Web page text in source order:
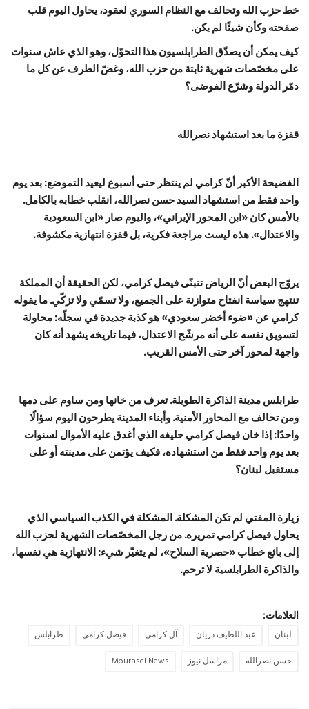
خط حزب الله وتحالف مع النظام السوري لعقود، يحاول اليوم قلب
صفحته وكأن شيئًا لم يكن.
كيف يمكن أن يصدّق الطرابلسيون هذا التحوّل، وهو الذي عاش سنوات
على مخصّصات شهرية ثابتة من حزب الله، وغضّ الطرف عن كل ما
دمّر الدولة وشرّع الفوضى؟
قفزة ما بعد استشهاد نصرالله
الفضيحة الأكبر أنّ كرامي لم ينتظر حتى أسبوع ليعيد التموضع: بعد يوم
واحد فقط من استشهاد السيد حسن نصرالله، انقلب خطابه بالكامل.
بالأمس كان «ابن المحور الإيراني»، واليوم صار «ابن السعودية
والاعتدال». هذه ليست مراجعة فكرية، بل قفزة انتهازية مكشوفة.
يروّج البعض أنّ الرياض تتبنّى فيصل كرامي، لكن الحقيقة أن المملكة
تنتهج سياسة انفتاح متوازنة على الجميع، ولا تسمّي ولا تزكّي. ما يقوله
كرامي عن «ضوء أخضر سعودي» هو كذبة جديدة في سجلّه: محاولة
لتسويق نفسه على أنه مرشّح الاعتدال، فيما تاريخه يشهد أنه كان
واجهة لمحور آخر حتى الأمس القريب.
طرابلس مدينة الذاكرة الطويلة. تعرف من خانها ومن ساوم على دمها
ومن تحالف مع المحاور الأمنية. وأبناء المدينة يطرحون اليوم سؤالًا
واحدًا: إذا خان فيصل كرامي حليفه الذي أغدق عليه الأموال لسنوات
بعد يوم واحد فقط من استشهاده، فكيف يؤتمن على مدينته أو على
مستقبل لبنان؟
زيارة المفتي لم تكن المشكلة. المشكلة في الكذب السياسي الذي
يحاول فيصل كرامي تمريره. من رجل المخصّصات الشهرية لحزب الله
إلى بائع خطاب «حصرية السلاح»، لم يتغيّر شيء: الانتهازية هي نفسها،
والذاكرة الطرابلسية لا ترحم.
العلامات:
لبنان عبد اللطيف دريان آل كرامي فيصل كرامي
طرابلس
حسن نصرالله
مراسل نيوز Mourasel News